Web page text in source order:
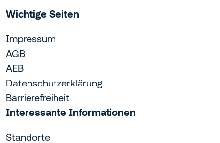
Wichtige Seiten
Impressum
AGB
AEB
Datenschutzerklärung
Barrierefreiheit
Interessante Informationen
Standorte